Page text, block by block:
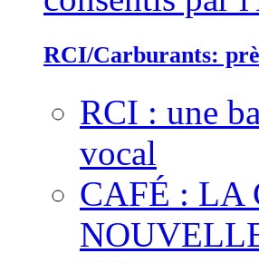
RCI/Carburants:
RCI : une
vocal
CAFÉ : LA